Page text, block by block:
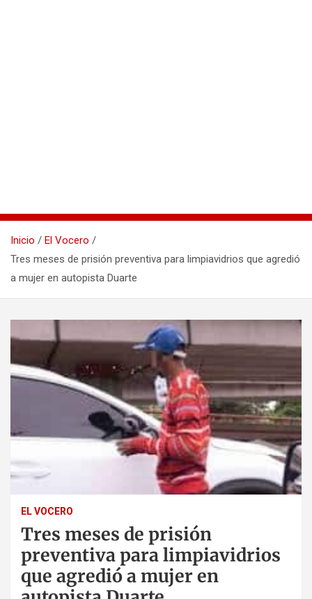
Inicio
El Vocero
Tres meses de prisión preventiva para limpiavidrios que agredió
a mujer en autopista Duarte
EL VOCERO
Tres meses de prisión
preventiva para limpiavidrios
que agredió a mujer en